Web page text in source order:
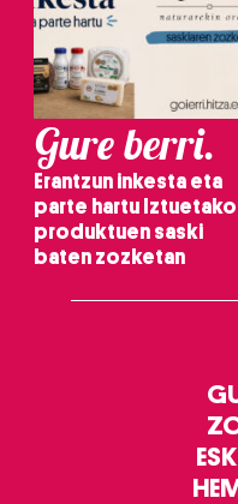
Gure berri.
Erantzun inkesta eta
parte hartu Iztuetako
produktuen saski
baten zozketan